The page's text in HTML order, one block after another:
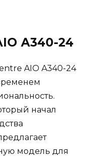
A340-24
AIO A340-24
начал
модель для